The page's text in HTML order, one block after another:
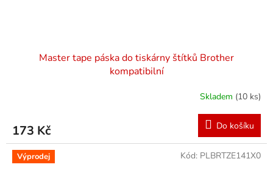
Master tape páska do tiskárny štítků Brother
kompatibilní
Skladem (10 ks)
173 Kč Do košíku
Výprodej Kód: PLBRTZE141X0